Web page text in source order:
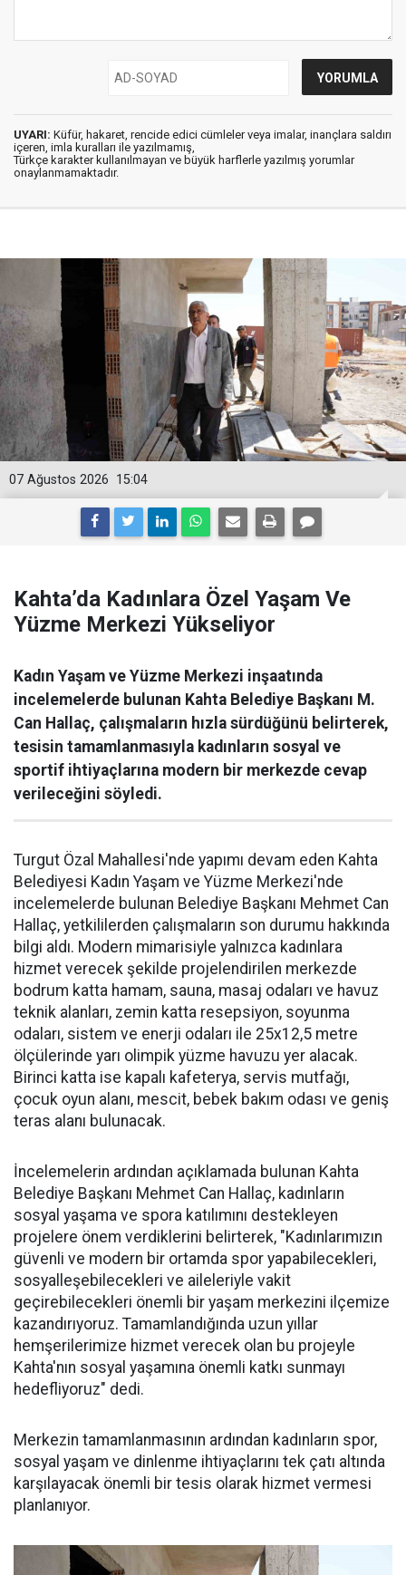
UYARI: Küfür, hakaret, rencide edici cümleler veya imalar, inançlara saldırı
içeren, imla kuralları ile yazılmamış,
Türkçe karakter kullanılmayan ve büyük harflerle yazılmış yorumlar
onaylanmamaktadır.
15:04
07 Ağustos 2026
Kahta’da Kadınlara Özel Yaşam Ve
Yüzme Merkezi Yükseliyor
Kadın Yaşam ve Yüzme Merkezi inşaatında
incelemelerde bulunan Kahta Belediye Başkanı M.
Can Hallaç, çalışmaların hızla sürdüğünü belirterek,
tesisin tamamlanmasıyla kadınların sosyal ve
sportif ihtiyaçlarına modern bir merkezde cevap
verileceğini söyledi.
Turgut Özal Mahallesi'nde yapımı devam eden Kahta
Belediyesi Kadın Yaşam ve Yüzme Merkezi'nde
incelemelerde bulunan Belediye Başkanı Mehmet Can
Hallaç, yetkililerden çalışmaların son durumu hakkında
bilgi aldı. Modern mimarisiyle yalnızca kadınlara
hizmet verecek şekilde projelendirilen merkezde
bodrum katta hamam, sauna, masaj odaları ve havuz
teknik alanları, zemin katta resepsiyon, soyunma
odaları, sistem ve enerji odaları ile 25x12,5 metre
ölçülerinde yarı olimpik yüzme havuzu yer alacak.
Birinci katta ise kapalı kafeterya, servis mutfağı,
çocuk oyun alanı, mescit, bebek bakım odası ve geniş
teras alanı bulunacak.
İncelemelerin ardından açıklamada bulunan Kahta
Belediye Başkanı Mehmet Can Hallaç, kadınların
sosyal yaşama ve spora katılımını destekleyen
projelere önem verdiklerini belirterek, "Kadınlarımızın
güvenli ve modern bir ortamda spor yapabilecekleri,
sosyalleşebilecekleri ve aileleriyle vakit
geçirebilecekleri önemli bir yaşam merkezini ilçemize
kazandırıyoruz. Tamamlandığında uzun yıllar
hemşerilerimize hizmet verecek olan bu projeyle
Kahta'nın sosyal yaşamına önemli katkı sunmayı
hedefliyoruz" dedi.
Merkezin tamamlanmasının ardından kadınların spor,
sosyal yaşam ve dinlenme ihtiyaçlarını tek çatı altında
karşılayacak önemli bir tesis olarak hizmet vermesi
planlanıyor.